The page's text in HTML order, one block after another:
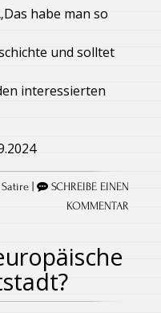
habe man so
und solltet
interessierten
Satire
SCHREIBE EINEN
KOMMENTAR